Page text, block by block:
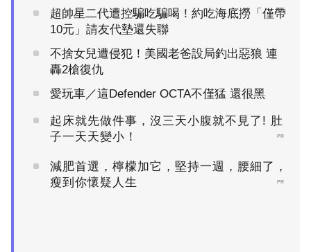
超帥星二代遭控騙吃騙喝！約吃海底撈「僅帶
10元」請友代墊還失聯
不捨女兒遭侵犯！美國老爸設局釣出惡狼 連
轟2槍復仇
愛玩車／這Defender OCTA不僅猛 還很黑
起床就先做件事，沒三天小腹就不見了! 肚
子一天天變小！
PR
減肥首選，檸檬加它，堅持一週，腰細了，
瘦到你懷疑人生
PR